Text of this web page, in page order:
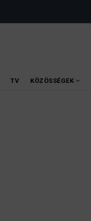
TV KÖZÖSSÉGEK